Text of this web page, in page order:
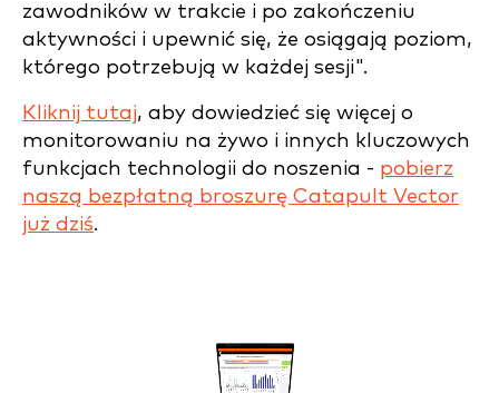
zawodników w trakcie i po zakończeniu
aktywności i upewnić się, że osiągają poziom,
którego potrzebują w każdej sesji".
Kliknij tutaj, aby dowiedzieć się więcej o
monitorowaniu na żywo i innych kluczowych
funkcjach technologii do noszenia - pobierz
naszą bezpłatną broszurę Catapult Vector
już dziś.